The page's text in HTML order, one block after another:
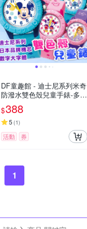
DF童趣館 - 迪士尼系列米奇
防潑水雙色殼兒童手錶-多款
可選
$388
5 (1)
活動 券
1